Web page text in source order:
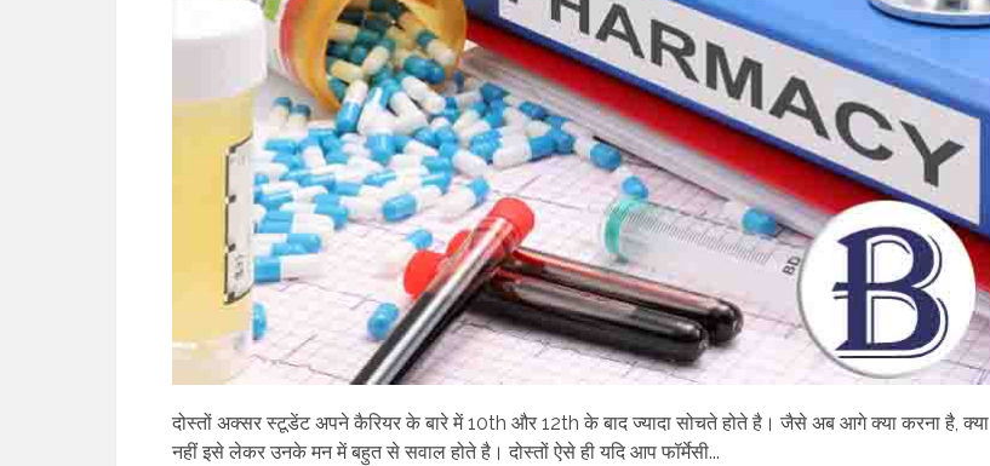
दोस्तों अक्सर स्टूडेंट अपने कैरियर के बारे में 10th और 12th के बाद ज्यादा सोचते होते है। जैसे अब आगे क्या करना है, क्या
नहीं इसे लेकर उनके मन में बहुत से सवाल होते है। दोस्तों ऐसे ही यदि आप फॉर्मेसी...